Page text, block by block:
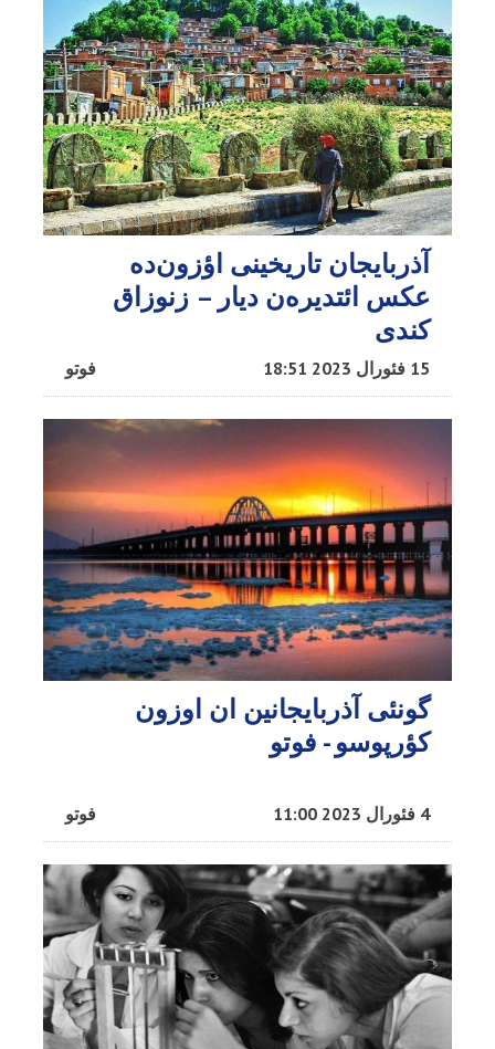
آذربایجان تاریخینی اؤزون‌ده
عکس ائتدیره‌ن دیار – زنوزاق
کندی
فوتو 15 فئورال 2023 18:51
گونئی آذربایجانین ان اوزون
کؤرپوسو - فوتو
فوتو 4 فئورال 2023 11:00